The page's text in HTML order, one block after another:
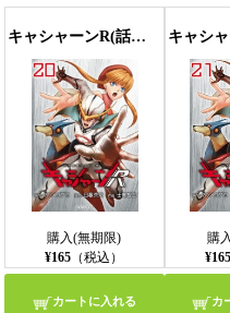
キャシャーンR(話売り) #20
購入(無期限)
¥165 （税込）
カートに入れる
購
¥165
カ